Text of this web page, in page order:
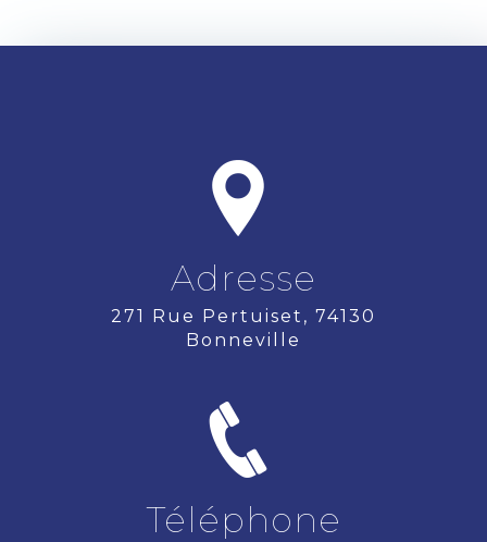
Adresse
271 Rue Pertuiset, 74130
Bonneville
Téléphone